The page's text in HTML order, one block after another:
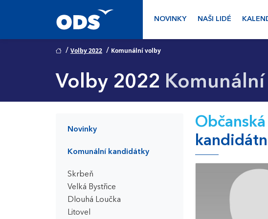
NOVINKY NAŠI LIDÉ
/ Volby 2022 / Komunální volby
Volby 2022
Novinky
Komunální kandidátky
Skrbeň
Velká Bystřice
Dlouhá Loučka
Litovel